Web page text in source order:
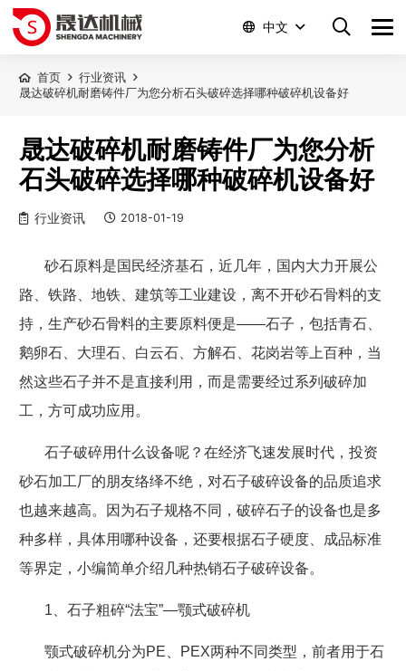
中文
首页
行业资讯
晟达破碎机耐磨铸件厂为您分析石头破碎选择哪种破碎机设备好
晟达破碎机耐磨铸件厂为您分析
石头破碎选择哪种破碎机设备好
行业资讯 2018-01-19
砂石原料是国民经济基石，近几年，国内大力开展公
路、铁路、地铁、建筑等工业建设，离不开砂石骨料的支
持，生产砂石骨料的主要原料便是——石子，包括青石、
鹅卵石、大理石、白云石、方解石、花岗岩等上百种，当
然这些石子并不是直接利用，而是需要经过系列破碎加
工，方可成功应用。
石子破碎用什么设备呢？在经济飞速发展时代，投资
砂石加工厂的朋友络绎不绝，对石子破碎设备的品质追求
也越来越高。因为石子规格不同，破碎石子的设备也是多
种多样，具体用哪种设备，还要根据石子硬度、成品标准
等界定，小编简单介绍几种热销石子破碎设备。
1 、石子粗碎“法宝”—颚式破碎机
颚式破碎机分为PE PEX两种不同类型，前者用于石